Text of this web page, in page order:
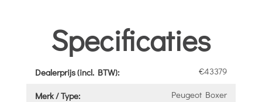
Specificaties
Dealerprijs (incl. BTW): €43379
Merk / Type: Peugeot Boxer